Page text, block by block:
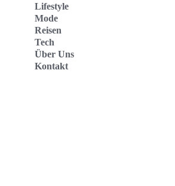
Lifestyle
Mode
Reisen
Tech
Über Uns
Kontakt